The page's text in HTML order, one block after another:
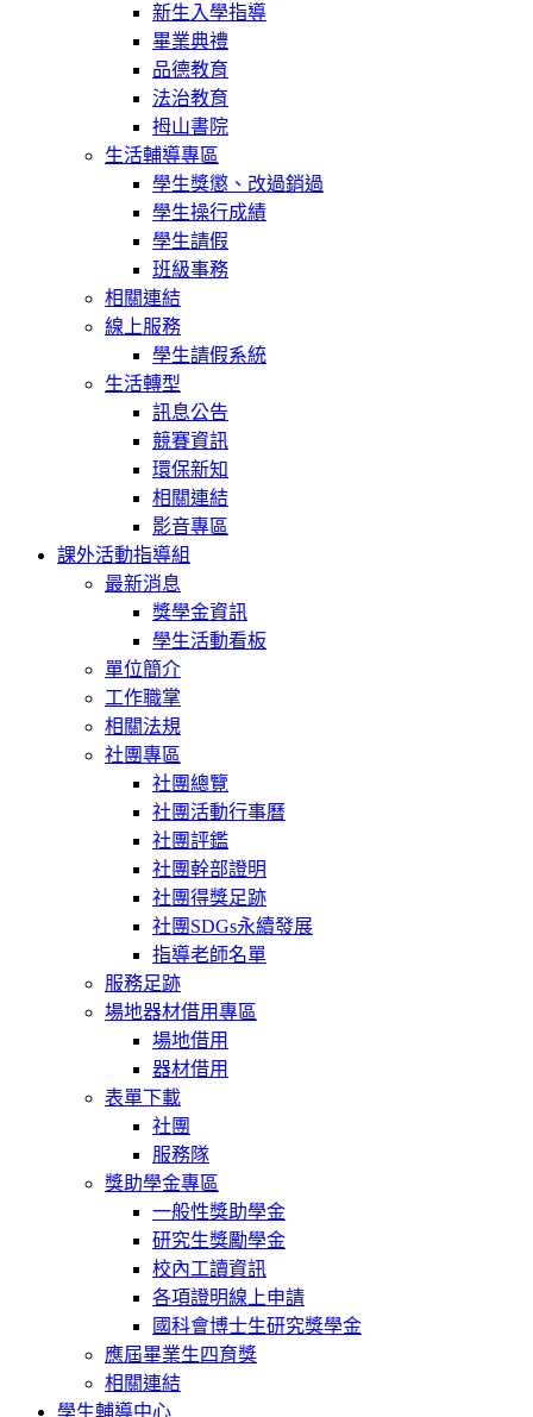
新生入學指導
畢業典禮
品德教育
法治教育
拇山書院
生活輔導專區
學生獎懲、改過銷過
學生操行成績
學生請假
班級事務
相關連結
線上服務
學生請假系統
生活轉型
訊息公告
競賽資訊
環保新知
相關連結
影音專區
課外活動指導組
最新消息
獎學金資訊
學生活動看板
單位簡介
工作職掌
相關法規
社團專區
社團總覽
社團活動行事曆
社團評鑑
社團幹部證明
社團得獎足跡
社團SDGs永續發展
指導老師名單
服務足跡
場地器材借用專區
場地借用
器材借用
表單下載
社團
服務隊
獎助學金專區
一般性獎助學金
研究生獎勵學金
校內工讀資訊
各項證明線上申請
國科會博士生研究獎學金
應屆畢業生四育獎
相關連結
學生輔導中心